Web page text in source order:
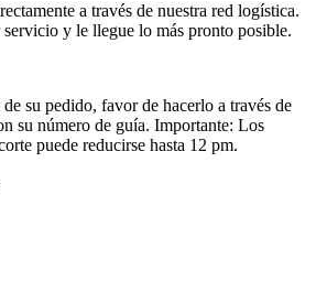
a través de nuestra red logística.
y le llegue lo más pronto posible.
su pedido, favor de hacerlo a través de
su número de guía. Importante: Los
puede reducirse hasta 12 pm.